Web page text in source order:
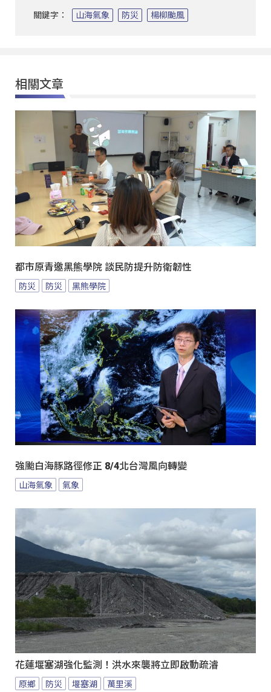
關鍵字： 山海氣象 防災 楊柳颱風
相關文章
都市原青邀黑熊學院 談民防提升防衛韌性
防災 防災 黑熊學院
強颱白海豚路徑修正 8/4北台灣風向轉變
山海氣象 氣象
花蓮堰塞湖強化監測！洪水來襲將立即啟動疏濬
原鄉 防災 堰塞湖 萬里溪